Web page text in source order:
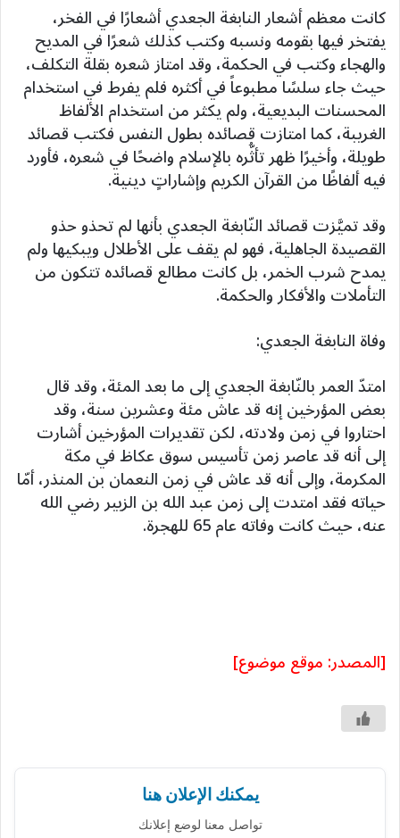
كانت معظم أشعار النابغة الجعدي أشعارًا في الفخر،
يفتخر فيها بقومه ونسبه وكتب كذلك شعرًا في المديح
والهجاء وكتب في الحكمة، وقد امتاز شعره بقلة التكلف،
حيث جاء سلسًا مطبوعاً في أكثره فلم يفرط في استخدام
المحسنات البديعية، ولم يكثر من استخدام الألفاظ
الغريبة، كما امتازت قصائده بطول النفس فكتب قصائد
طويلة، وأخيرًا ظهر تأثُّره بالإسلام واضحًا في شعره، فأورد
فيه ألفاظًا من القرآن الكريم وإشاراتٍ دينية.
وقد تميَّزت قصائد النّابغة الجعدي بأنها لم تحذو حذو
القصيدة الجاهلية، فهو لم يقف على الأطلال ويبكيها ولم
يمدح شرب الخمر، بل كانت مطالع قصائده تتكون من
التأملات والأفكار والحكمة.
وفاة النابغة الجعدي:
امتدّ العمر بالنّابغة الجعدي إلى ما بعد المئة، وقد قال
بعض المؤرخين إنه قد عاش مئة وعشرين سنة، وقد
احتاروا في زمن ولادته، لكن تقديرات المؤرخين أشارت
إلى أنه قد عاصر زمن تأسيس سوق عكاظ في مكة
المكرمة، وإلى أنه قد عاش في زمن النعمان بن المنذر، أمّا
حياته فقد امتدت إلى زمن عبد الله بن الزبير رضي الله
عنه، حيث كانت وفاته عام 65 للهجرة.
[المصدر: موقع موضوع]
يمكنك الإعلان هنا
تواصل معنا لوضع إعلانك